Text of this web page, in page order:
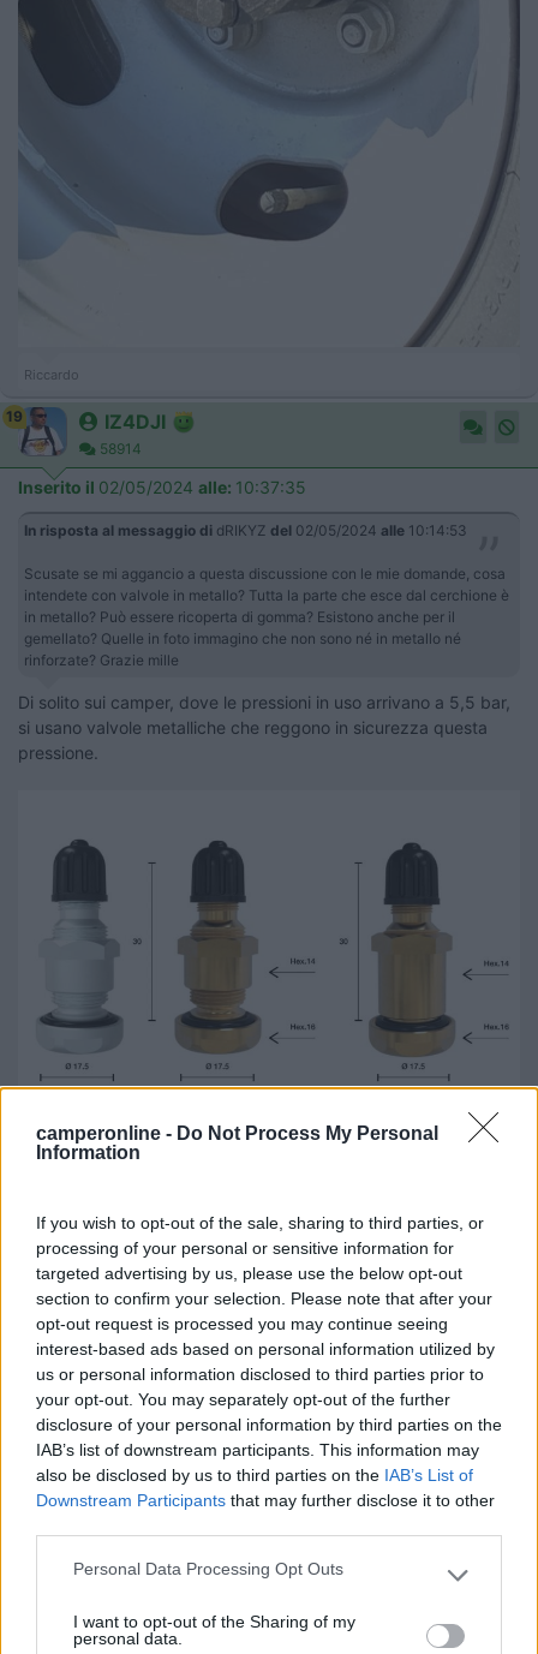
camperonline - Do Not Process My Personal
Information
If you wish to opt-out of the sale, sharing to third parties, or
processing of your personal or sensitive information for
targeted advertising by us, please use the below opt-out
section to confirm your selection. Please note that after your
opt-out request is processed you may continue seeing
interest-based ads based on personal information utilized by
us or personal information disclosed to third parties prior to
your opt-out. You may separately opt-out of the further
disclosure of your personal information by third parties on the
IAB’s list of downstream participants. This information may
also be disclosed by us to third parties on the IAB’s List of
Downstream Participants that may further disclose it to other
Please note that this website/app uses one or more Google
not limited to your visit or usage behaviour. You may click to
Personal Data Processing Opt Outs
I want to opt-out of the Sharing of my
personal data.
Riccardo
19 IZ4DJI
58914
Inserito il 02/05/2024 alle: 10:37:35
In risposta al messaggio di dRIKYZ del 02/05/2024 alle 10:14:53
Scusate se mi aggancio a questa discussione con le mie domande, cosa
intendete con valvole in metallo? Tutta la parte che esce dal cerchione è
in metallo? Può essere ricoperta di gomma? Esistono anche per il
gemellato? Quelle in foto immagino che non sono né in metallo né
rinforzate? Grazie mille
Di solito sui camper, dove le pressioni in uso arrivano a 5,5 bar,
si usano valvole metalliche che reggono in sicurezza questa
pressione.
https://www.wonder.auto/it/valv...
queste sono il tipo piu usato, in ottone, che in alluminio sono
troppo deboli.
Oppure, si possono anche usare valvole snap-on, cioè con la
base in gomma, ma rinforzate per pressione elevata (la
Mercedes installa queste TR600HP sullo Sprinter ma io le ho
comunque sostituite con quelle tutto metallo)